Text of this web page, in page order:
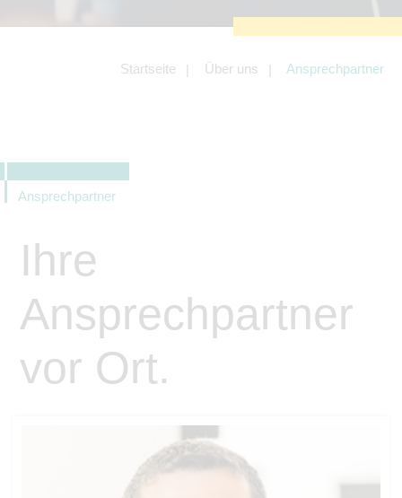
Startseite Über uns Ansprechpartner
Ansprechpartner
Ihre
Ansprechpartner
vor Ort.
Angebotes einschließlich der
Angeboten von z.B. Facebook und
LinkedIn.